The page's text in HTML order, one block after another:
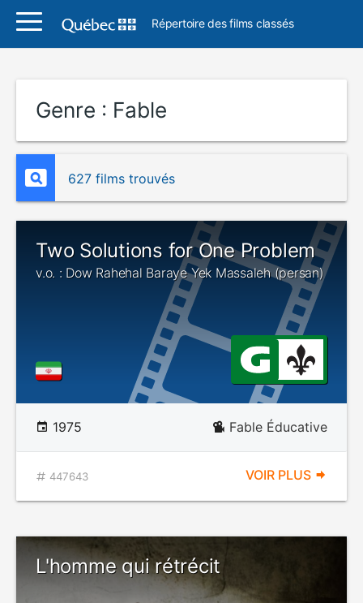
Répertoire des films classés
Genre : Fable
627 films trouvés
Two Solutions for One Problem
v.o. : Dow Rahehal Baraye Yek Massaleh (persan)
1975 Fable Éducative
447643 VOIR PLUS
L'homme qui rétrécit